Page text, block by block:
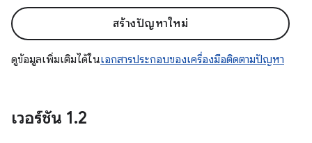
สร้างปัญหาใหม่
ดูข้อมูลเพิ่มเติมได้ในเอกสารประกอบของเครื่องมือติดตามปัญหา
เวอร์ชัน 1.2